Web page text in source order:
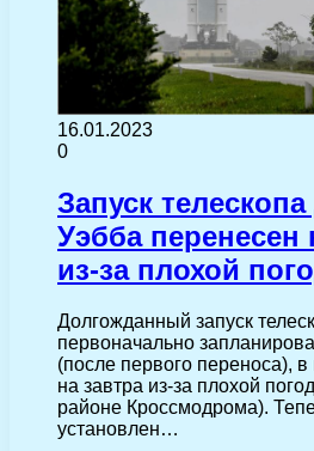
16.01.2023
0
Запуск
Уэбба перенесен
из-за плохой
Долгожданный запуск
первоначально
(после первого переноса),
на завтра из-за плохой
районе Кроссмодрома).
установлен…